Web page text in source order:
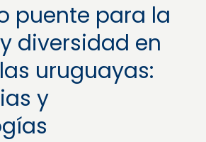
puente para la
diversidad en
uruguayas:
y